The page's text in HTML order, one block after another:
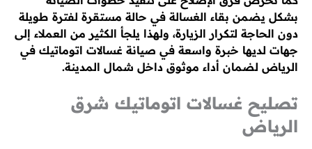
بشكل يضمن بقاء الغسالة في حالة مستقرة لفترة طويلة
دون الحاجة لتكرار الزيارة، ولهذا يلجأ الكثير من العملاء إلى
جهات لديها خبرة واسعة في صيانة غسالات اتوماتيك في
الرياض لضمان أداء موثوق داخل شمال المدينة.
تصليح غسالات اتوماتيك شرق
الرياض